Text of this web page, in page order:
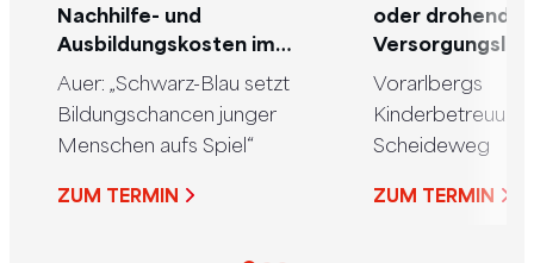
Nachhilfe- und
Ausbildungskosten im
Stich
Auer: „Schwarz-Blau setzt
Bildungschancen junger
Menschen aufs Spiel“
ZUM TERMIN
oder drohende
Vorarlbergs
Kinderbetreuung
Scheideweg
ZUM TERMIN